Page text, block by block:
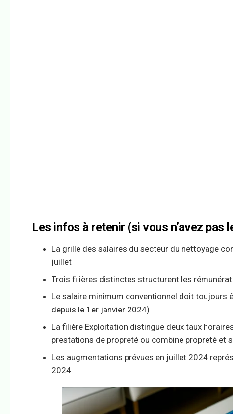
Les infos à retenir (si vous n’avez pas
La grille des salaires du secteur du nettoyage
juillet
Trois filières distinctes structurent les
Le salaire minimum conventionnel doit toujours
depuis le 1er janvier 2024)
La filière Exploitation distingue deux taux
prestations de propreté ou combine propreté et
Les augmentations prévues en juillet 2024
2024